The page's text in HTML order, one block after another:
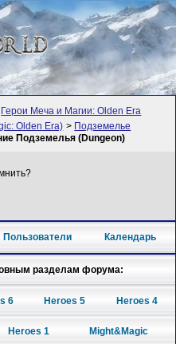
Герои Меча и Магии: Olden Era
Olden Era) > Подземелье
Подземелья (Dungeon)
Пользователи Календарь
разделам форума:
6 Heroes 5 Heroes 4
Heroes 1 Might&Magic